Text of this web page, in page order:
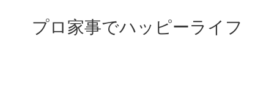
プロ家事でハッピーライフ